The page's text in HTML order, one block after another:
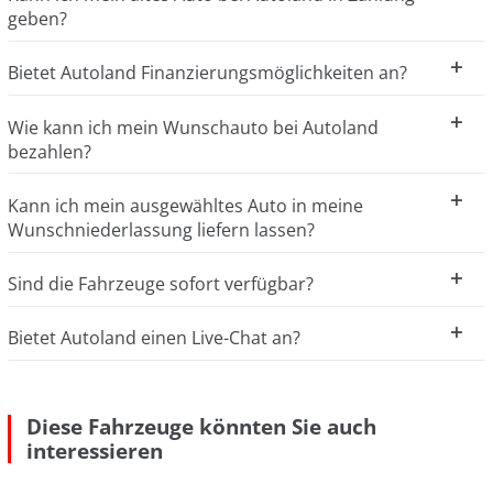
geben?
Bietet Autoland Finanzierungsmöglichkeiten an?
Wie kann ich mein Wunschauto bei Autoland
bezahlen?
Kann ich mein ausgewähltes Auto in meine
Wunschniederlassung liefern lassen?
Sind die Fahrzeuge sofort verfügbar?
Bietet Autoland einen Live-Chat an?
Diese Fahrzeuge könnten Sie auch
interessieren